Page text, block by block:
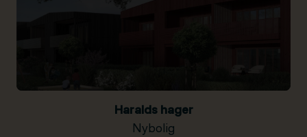
Haralds hager
Nybolig